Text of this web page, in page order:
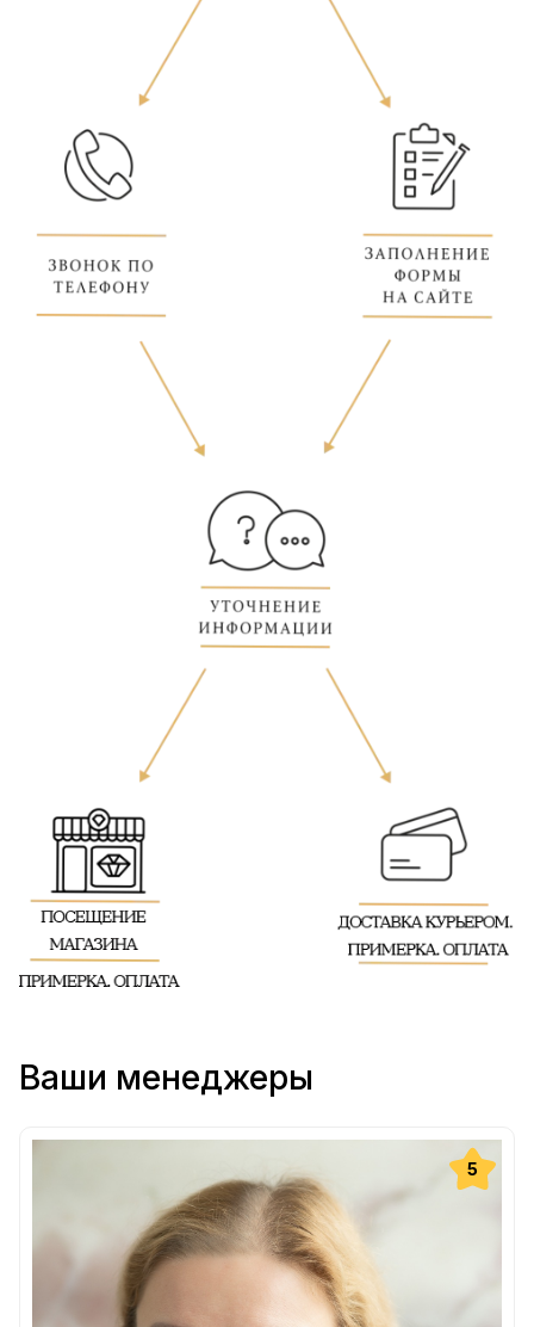
Ваши менеджеры
5